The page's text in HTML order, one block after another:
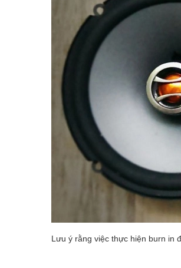
Lưu ý rằng việc thực hiện burn in